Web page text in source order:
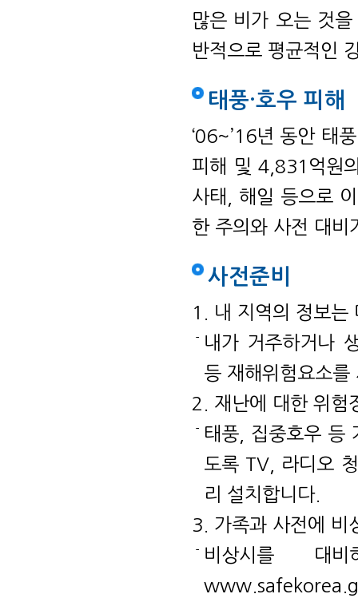
많은 비가 오는 것
반적으로 평균적인
태풍·호우 피해
‘06~’16년 동안 태
피해 및 4,831억원
사태, 해일 등으로
한 주의와 사전 대비
사전준비
1. 내 지역의 정보는
내가 거주하거나
등 재해위험요소를
2. 재난에 대한 위험
태풍, 집중호우 등
도록 TV, 라디오
리 설치합니다.
3. 가족과 사전에 비
비상시를 대비